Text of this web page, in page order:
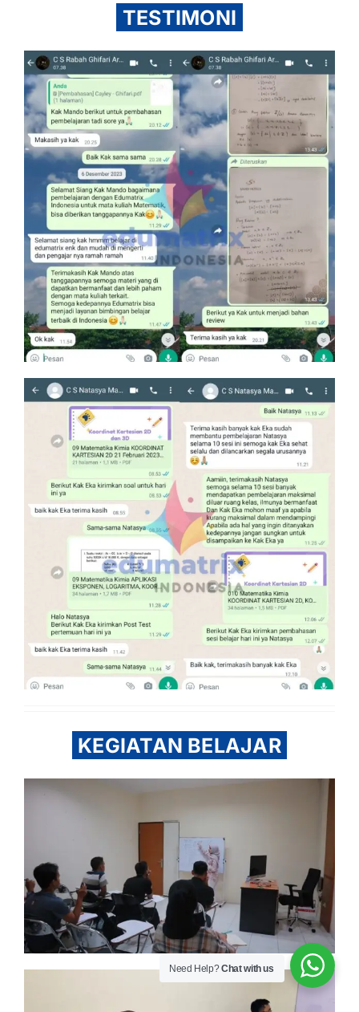
TESTIMONI
KEGIATAN BELAJAR
Need Help?Chat with us